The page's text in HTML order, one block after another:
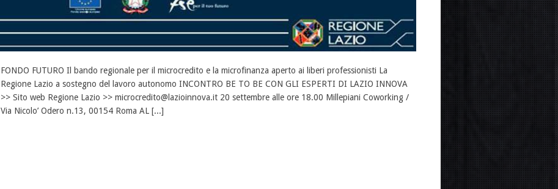
FONDO FUTURO Il bando regionale per il microcredito e la microfinanza aperto ai liberi professionisti La
Regione Lazio a sostegno del lavoro autonomo INCONTRO BE TO BE CON GLI ESPERTI DI LAZIO INNOVA
>> Sito web Regione Lazio >> microcredito@lazioinnova.it 20 settembre alle ore 18.00 Millepiani Coworking /
Via Nicolo’ Odero n.13, 00154 Roma AL [...]